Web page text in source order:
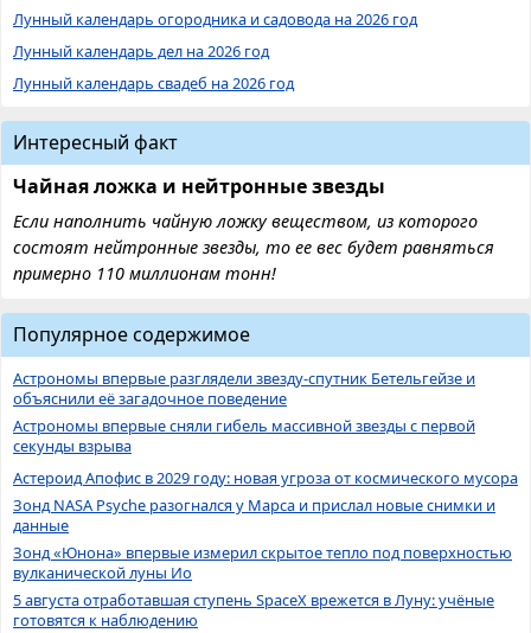
Лунный календарь огородника и садовода на 2026 год
Лунный календарь дел на 2026 год
Лунный календарь свадеб на 2026 год
Интересный факт
Чайная ложка и нейтронные звезды
Если наполнить чайную ложку веществом, из которого
состоят нейтронные звезды, то ее вес будет равняться
примерно 110 миллионам тонн!
Популярное содержимое
Астрономы впервые разглядели звезду-спутник Бетельгейзе и
объяснили её загадочное поведение
Астрономы впервые сняли гибель массивной звезды с первой
секунды взрыва
Астероид Апофис в 2029 году: новая угроза от космического мусора
Зонд NASA Psyche разогнался у Марса и прислал новые снимки и
данные
Зонд «Юнона» впервые измерил скрытое тепло под поверхностью
вулканической луны Ио
5 августа отработавшая ступень SpaceX врежется в Луну: учёные
готовятся к наблюдению